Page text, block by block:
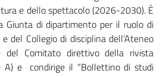
e dello spettacolo (2026-2030). È
Giunta di dipartimento per il ruolo di
del Collegio di disciplina dell’Ateneo
del Comitato direttivo della rivista
A) e condirige il “Bollettino di studi